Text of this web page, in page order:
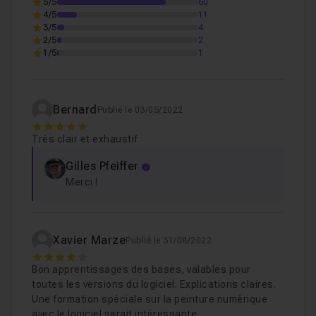
Chapitre 5 : Le panneau Calque
Chapitre 7 : Les options du menu Fichier
Chapitre 8 : Les options du menu Edition
Chapitre 10 : Le menu des filtres
Chapitre 11 : Menus, fin... 14m59
5/5
60
4/5
11
3/5
4
2/5
2
1/5
1
Bernard Publié le 03/05/2022
5
Très clair et exhaustif
Gilles Pfeiffer
Merci !
Xavier MarzePublié le 31/08/2022
4
Bon apprentissages des bases, valables pour
toutes les versions du logiciel. Explications claires.
Une formation spéciale sur la peinture numérique